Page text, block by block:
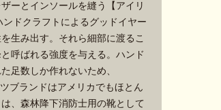
ーとインソールを縫う【アイリ
ドクラフトによるグッドイヤー
生み出す。それら細部に渡るこ
呼ばれる強度を与える。ハンド
足数しか作れないため、
ツブランドはアメリカでもほとん
は、森林降下消防士用の靴として